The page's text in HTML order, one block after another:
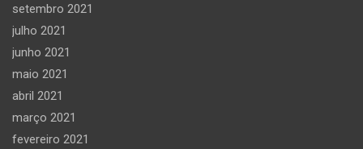
setembro 2021
julho 2021
junho 2021
maio 2021
abril 2021
março 2021
fevereiro 2021